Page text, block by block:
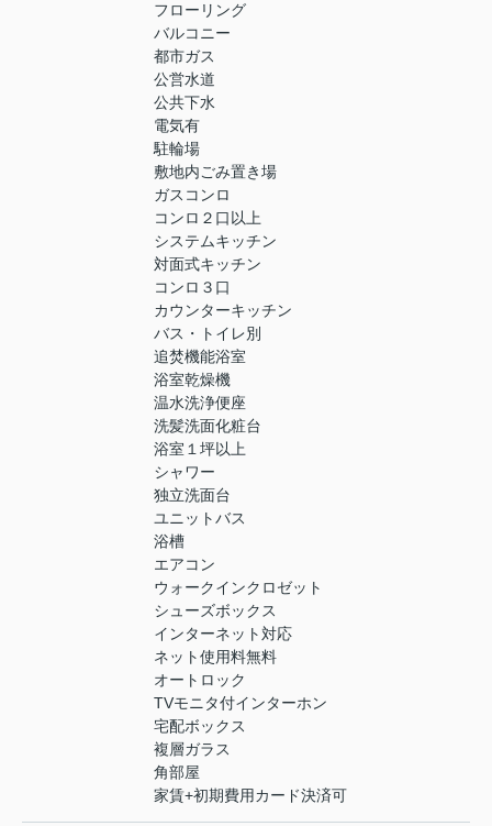
フローリング
バルコニー
都市ガス
公営水道
公共下水
電気有
駐輪場
敷地内ごみ置き場
ガスコンロ
コンロ２口以上
システムキッチン
対面式キッチン
コンロ３口
カウンターキッチン
バス・トイレ別
追焚機能浴室
浴室乾燥機
温水洗浄便座
洗髪洗面化粧台
浴室１坪以上
シャワー
独立洗面台
ユニットバス
浴槽
エアコン
ウォークインクロゼット
シューズボックス
インターネット対応
ネット使用料無料
オートロック
TVモニタ付インターホン
宅配ボックス
複層ガラス
角部屋
家賃+初期費用カード決済可